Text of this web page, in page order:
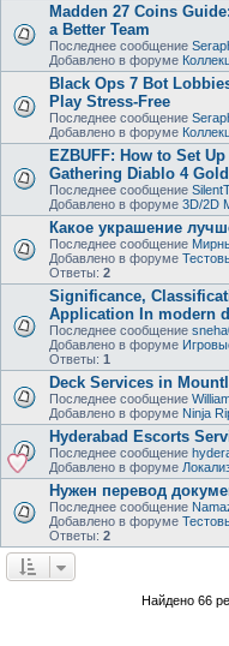
Madden 27 Coins
a Better Team
Последнее сообщение
Добавлено в форуме
Black Ops 7 Bot
Play Stress-Free
Последнее сообщение
Добавлено в форуме
EZBUFF: How to Set
Gathering Diablo 4 Gold
Последнее сообщение
Добавлено в форуме 3D/2D
Какое украшение
Последнее сообщение
Добавлено в форуме
Ответы: 2
Significance,
Application In modern
Последнее сообщение
Добавлено в форуме
Ответы: 1
Deck Services in
Последнее сообщение
Добавлено в форуме Ninja
Hyderabad Escorts
Последнее сообщение
Добавлено в форуме
Нужен перевод
Последнее сообщение
Добавлено в форуме
Ответы: 2
Найдено 66